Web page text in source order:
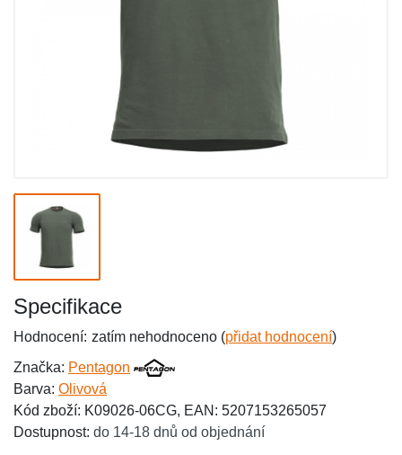
Specifikace
Hodnocení: zatím nehodnoceno (přidat hodnocení)
Značka: Pentagon
Barva: Olivová
Kód zboží: K09026-06CG, EAN: 5207153265057
Dostupnost: do 14-18 dnů od objednání